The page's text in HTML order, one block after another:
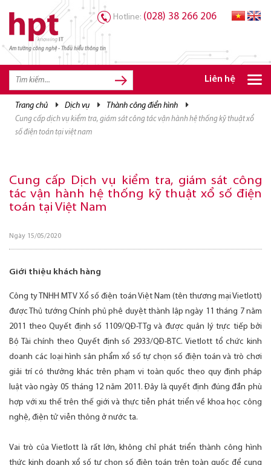
Am tường công nghệ - Thấu hiểu thông tin
Hotline: (028) 38 266 206
Liên hệ
trang chủ dịch vụ thành công điển hình
cung cấp dịch vụ kiểm tra, giám sát công tác vận hành hệ thống kỹ thuật xổ
số điện toán tại việt nam
Cung cấp Dịch vụ kiểm tra, giám sát công
tác vận hành hệ thống kỹ thuật xổ số điện
toán tại Việt Nam
Ngày 15/05/2020
Giới thiệu khách hàng
Công ty TNHH MTV Xổ số điện toán Việt Nam (tên thương mại Vietlott)
được Thủ tướng Chính phủ phê duyệt thành lập ngày 11 tháng 7 năm
2011 theo Quyết định số 1109/QĐ-TTg và được quản lý trực tiếp bởi
Bộ Tài chính theo Quyết định số 2933/QĐ-BTC. Vietlott tổ chức kinh
doanh các loại hình sản phẩm xổ số tự chọn số điện toán và trò chơi
giải trí có thưởng khác trên phạm vi toàn quốc theo quy định pháp
luật vào ngày 05 tháng 12 năm 2011. Đây là quyết định đúng đắn phù
hợp với xu thế trên thế giới và thực tiễn phát triển về khoa học công
nghệ, điện tử viễn thông ở nước ta.
Vai trò của Vietlott là rất lớn, không chỉ phát triển thành công hình
thức kinh doanh xổ số tự chọn số điện toán trên toàn quốc để cung
TRANG CHỦ
TRANG CHỦ
GIẢI PHÁP
CƠ HỘI NGHỀ NGHIỆP